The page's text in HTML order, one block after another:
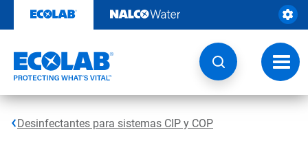
contenido
de
Desinfectantes para sistemas CIP y COP